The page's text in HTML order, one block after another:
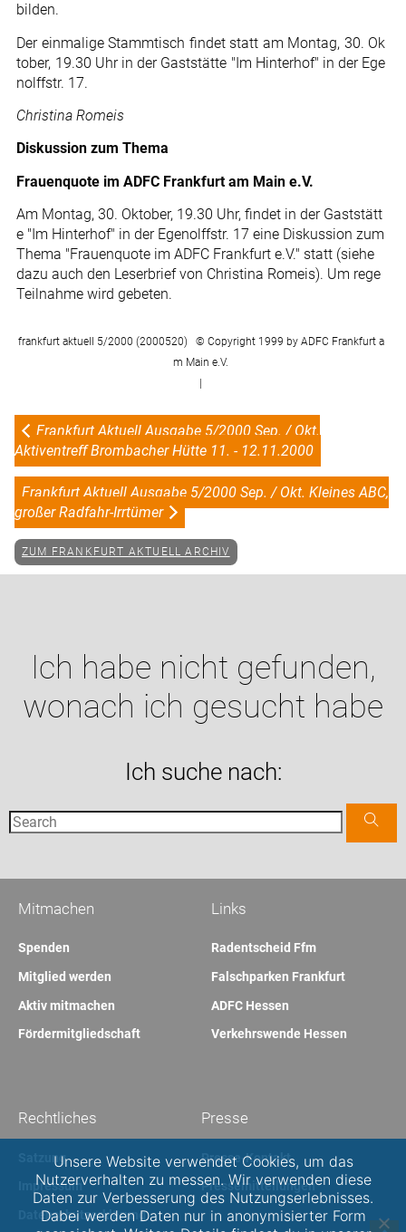
bilden.
Der einmalige Stammtisch findet statt am Montag, 30. Ok
tober, 19.30 Uhr in der Gaststätte "Im Hinterhof" in der Ege
nolffstr. 17.
Christina Romeis
Diskussion zum Thema
Frauenquote im ADFC Frankfurt am Main e.V.
Am Montag, 30. Oktober, 19.30 Uhr, findet in der Gaststätt
e "Im Hinterhof" in der Egenolffstr. 17 eine Diskussion zum
Thema "Frauenquote im ADFC Frankfurt e.V." statt (siehe
dazu auch den Leserbrief von Christina Romeis). Um rege
Teilnahme wird gebeten.
frankfurt aktuell 5/2000 (2000520) © Copyright 1999 by ADFC Frankfurt a
m Main e.V.
Frankfurt Aktuell Ausgabe 5/2000 Sep. / Okt.
Aktiventreff Brombacher Hütte 11. - 12.11.2000
Frankfurt Aktuell Ausgabe 5/2000 Sep. / Okt. Kleines ABC,
großer Radfahr-Irrtümer
ZUM FRANKFURT AKTUELL ARCHIV
Ich habe nicht gefunden,
wonach ich gesucht habe
Ich suche nach:
Links
Radentscheid Ffm
Falschparken Frankfurt
ADFC Hessen
Verkehrswende Hessen
Mitmachen
Spenden
Mitglied werden
Aktiv mitmachen
Fördermitgliedschaft
Presse
Presse-Kontakt
Pressemitteilungen
Rechtliches
Satzung
Impressum
Datenschutzerklärung
Unsere Website verwendet Cookies, um das
Nutzerverhalten zu messen. Wir verwenden diese
Daten zur Verbesserung des Nutzungserlebnisses.
Dabei werden Daten nur in anonymisierter Form